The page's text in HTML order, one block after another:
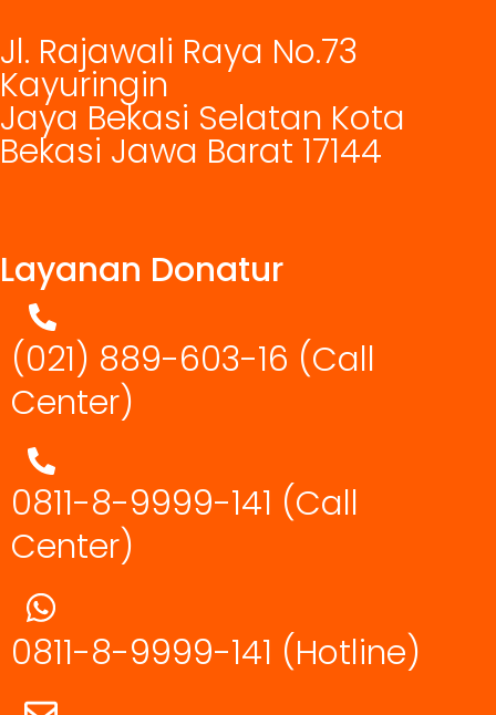
Jl. Rajawali Raya No.73
Kayuringin
Jaya Bekasi Selatan Kota
Bekasi Jawa Barat 17144
Layanan Donatur
(021) 889-603-16 (Call
Center)
0811-8-9999-141 (Call
Center)
0811-8-9999-141 (Hotline)